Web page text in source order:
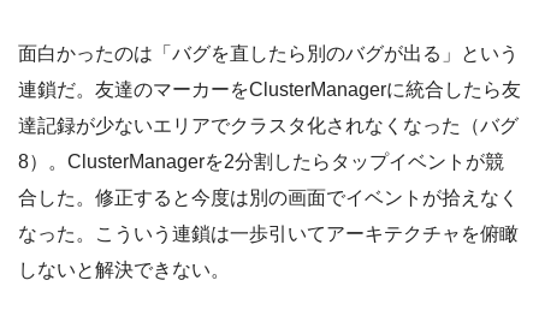
面白かったのは「バグを直したら別のバグが出る」という
連鎖だ。友達のマーカーをClusterManagerに統合したら友
達記録が少ないエリアでクラスタ化されなくなった（バグ
8）。ClusterManagerを2分割したらタップイベントが競
合した。修正すると今度は別の画面でイベントが拾えなく
なった。こういう連鎖は一歩引いてアーキテクチャを俯瞰
しないと解決できない。